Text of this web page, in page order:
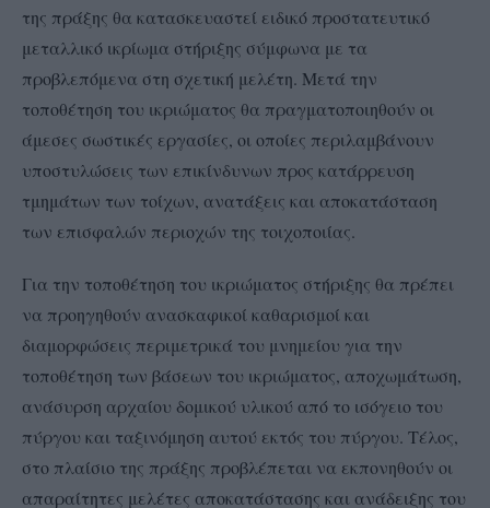
της πράξης θα κατασκευαστεί ειδικό προστατευτικό
μεταλλικό ικρίωμα στήριξης σύμφωνα με τα
προβλεπόμενα στη σχετική μελέτη. Μετά την
τοποθέτηση του ικριώματος θα πραγματοποιηθούν οι
άμεσες σωστικές εργασίες, οι οποίες περιλαμβάνουν
υποστυλώσεις των επικίνδυνων προς κατάρρευση
τμημάτων των τοίχων, ανατάξεις και αποκατάσταση
των επισφαλών περιοχών της τοιχοποιίας.
Για την τοποθέτηση του ικριώματος στήριξης θα πρέπει
να προηγηθούν ανασκαφικοί καθαρισμοί και
διαμορφώσεις περιμετρικά του μνημείου για την
τοποθέτηση των βάσεων του ικριώματος, αποχωμάτωση,
ανάσυρση αρχαίου δομικού υλικού από το ισόγειο του
πύργου και ταξινόμηση αυτού εκτός του πύργου. Τέλος,
στο πλαίσιο της πράξης προβλέπεται να εκπονηθούν οι
απαραίτητες μελέτες αποκατάστασης και ανάδειξης του